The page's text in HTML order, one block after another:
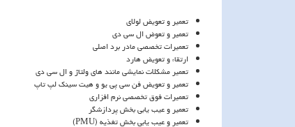
تعمیر و تعویض لولای
تعمیر و تعوض ال سی دی
تعمیرات تخصصی مادر برد اصلی
ارتقاء و تعویض هارد
تعمیر مشکلات نمایشی مانند های ولتاژ و ال سی دی
تعمیر و تعویض فن سی پی یو و هیت سینک لپ تاپ
تعمیرات فوق تخصصی نرم افزاری
تعمیر و عیب یابی بخش پردازشگر
تعمیر و عیب یابی بخش تغذیه (PMU
)